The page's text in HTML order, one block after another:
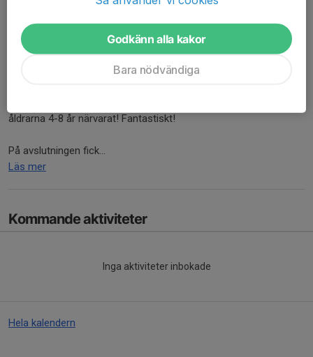
Foto: Michaela Johansson och Tove Alm
Adelsö IF/Munsö IF:s innebandy för barn hade i lördags
avslutning efter sin första termin.
åldrarna 4-8 år närvarat! Fantastiskt!
På avslutningen fick...
Läs mer
Kommande aktiviteter
Inga aktiviteter inbokade
Hela kalendern
Godkänn alla kakor
Bara nödvändiga